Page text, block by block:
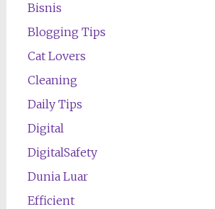
Bisnis
Blogging Tips
Cat Lovers
Cleaning
Daily Tips
Digital
DigitalSafety
Dunia Luar
Efficient